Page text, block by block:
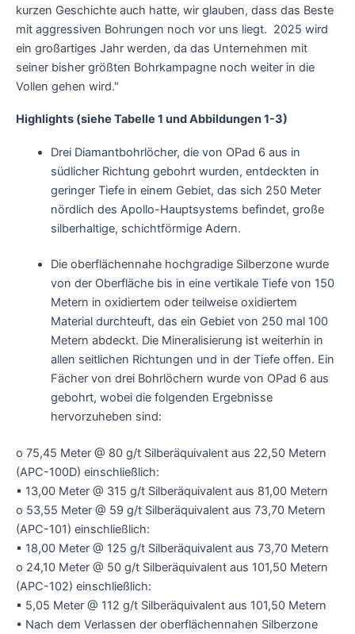
kurzen Geschichte auch hatte, wir glauben, dass das Beste
mit aggressiven Bohrungen noch vor uns liegt. 2025 wird
ein großartiges Jahr werden, da das Unternehmen mit
seiner bisher größten Bohrkampagne noch weiter in die
Vollen gehen wird."
Highlights (siehe Tabelle 1 und Abbildungen 1-3)
Drei Diamantbohrlöcher, die von OPad 6 aus in
südlicher Richtung gebohrt wurden, entdeckten in
geringer Tiefe in einem Gebiet, das sich 250 Meter
nördlich des Apollo-Hauptsystems befindet, große
silberhaltige, schichtförmige Adern.
Die oberflächennahe hochgradige Silberzone wurde
von der Oberfläche bis in eine vertikale Tiefe von 150
Metern in oxidiertem oder teilweise oxidiertem
Material durchteuft, das ein Gebiet von 250 mal 100
Metern abdeckt. Die Mineralisierung ist weiterhin in
allen seitlichen Richtungen und in der Tiefe offen. Ein
Fächer von drei Bohrlöchern wurde von OPad 6 aus
gebohrt, wobei die folgenden Ergebnisse
hervorzuheben sind:
o 75,45 Meter @ 80 g/t Silberäquivalent aus 22,50 Metern
(APC-100D) einschließlich:
▪ 13,00 Meter @ 315 g/t Silberäquivalent aus 81,00 Metern
o 53,55 Meter @ 59 g/t Silberäquivalent aus 73,70 Metern
(APC-101) einschließlich:
▪ 18,00 Meter @ 125 g/t Silberäquivalent aus 73,70 Metern
o 24,10 Meter @ 50 g/t Silberäquivalent aus 101,50 Metern
(APC-102) einschließlich:
▪ 5,05 Meter @ 112 g/t Silberäquivalent aus 101,50 Metern
• Nach dem Verlassen der oberflächennahen Silberzone